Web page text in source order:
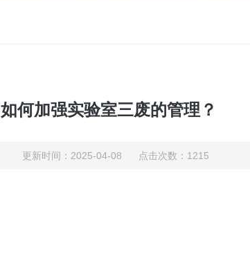
如何加强实验室三废的管理？
更新时间：2025-04-08 点击次数：1215